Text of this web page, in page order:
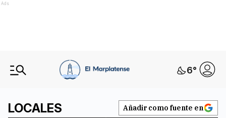
Ads
6°
LOCALES Añadir como fuente en